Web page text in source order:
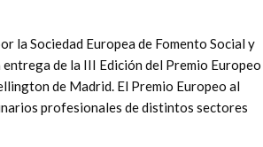
la Sociedad Europea de Fomento Social y
de la III Edición del Premio Europeo
de Madrid. El Premio Europeo al
profesionales de distintos sectores